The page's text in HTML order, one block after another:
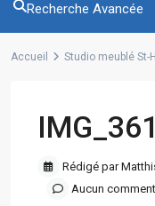
Recherche Avancée
Accueil Studio meublé St-
Rédigé par
Aucun